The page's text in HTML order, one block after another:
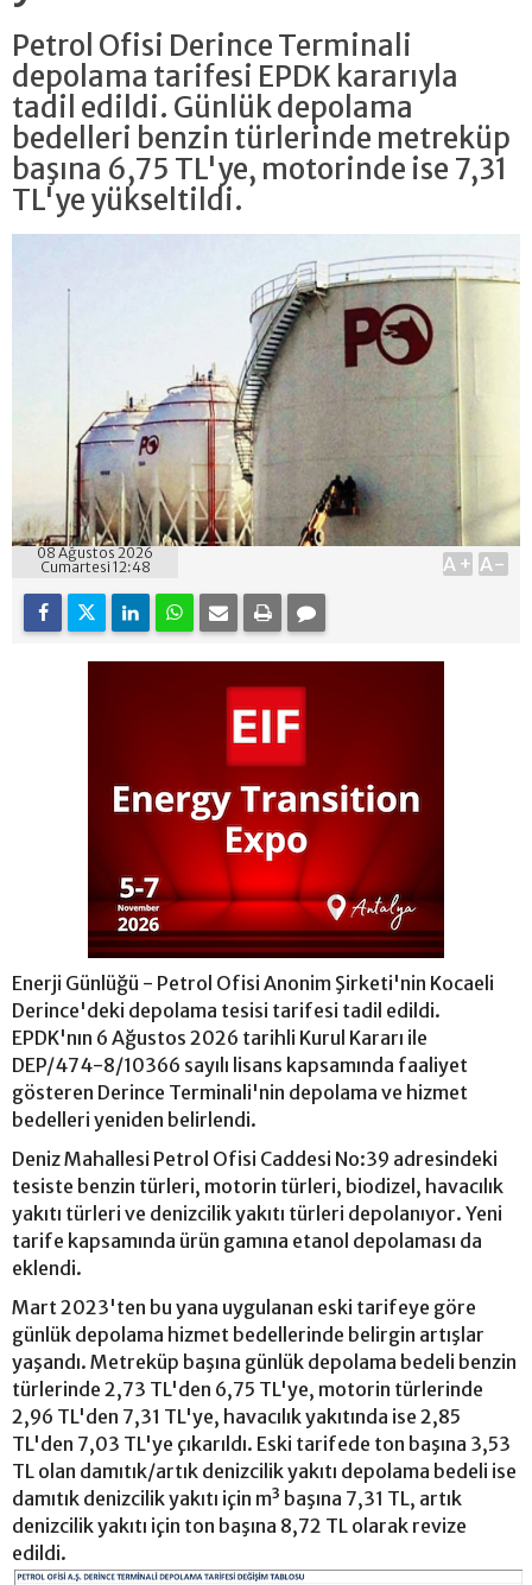
Petrol Ofisi Derince Terminali
depolama tarifesi EPDK kararıyla
tadil edildi. Günlük depolama
bedelleri benzin türlerinde metreküp
başına 6,75 TL'ye, motorinde ise 7,31
TL'ye yükseltildi.
08 Ağustos 2026
Cumartesi 12:48
A+ A-
Enerji Günlüğü - Petrol Ofisi Anonim Şirketi'nin Kocaeli
Derince'deki depolama tesisi tarifesi tadil edildi.
EPDK'nın 6 Ağustos 2026 tarihli Kurul Kararı ile
DEP/474-8/10366 sayılı lisans kapsamında faaliyet
gösteren Derince Terminali'nin depolama ve hizmet
bedelleri yeniden belirlendi.
Deniz Mahallesi Petrol Ofisi Caddesi No:39 adresindeki
tesiste benzin türleri, motorin türleri, biodizel, havacılık
yakıtı türleri ve denizcilik yakıtı türleri depolanıyor. Yeni
tarife kapsamında ürün gamına etanol depolaması da
eklendi.
Mart 2023'ten bu yana uygulanan eski tarifeye göre
günlük depolama hizmet bedellerinde belirgin artışlar
yaşandı. Metreküp başına günlük depolama bedeli benzin
türlerinde 2,73 TL'den 6,75 TL'ye, motorin türlerinde
2,96 TL'den 7,31 TL'ye, havacılık yakıtında ise 2,85
TL'den 7,03 TL'ye çıkarıldı. Eski tarifede ton başına 3,53
TL olan damıtık/artık denizcilik yakıtı depolama bedeli ise
damıtık denizcilik yakıtı için m³ başına 7,31 TL, artık
denizcilik yakıtı için ton başına 8,72 TL olarak revize
edildi.